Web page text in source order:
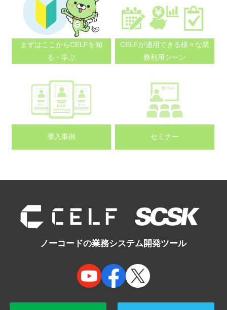
まずはここからCELFを知
る・学ぶ
CELFが適用できる様々な業
務利用シーン
導入事例 セミナー
ノーコードの業務システム開発ツール